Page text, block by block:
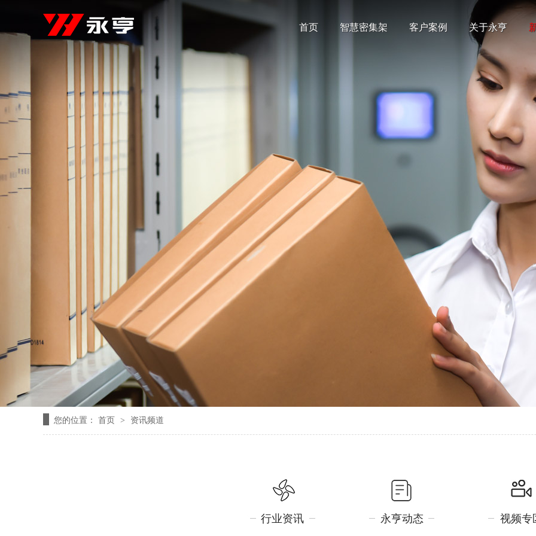
首页 智慧密集架 客户案例 关于永亨
您的位置： 首页 > 资讯频道
行业资讯 永亨动态 视频专